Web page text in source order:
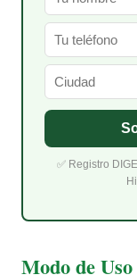
✅ Registro
Modo de